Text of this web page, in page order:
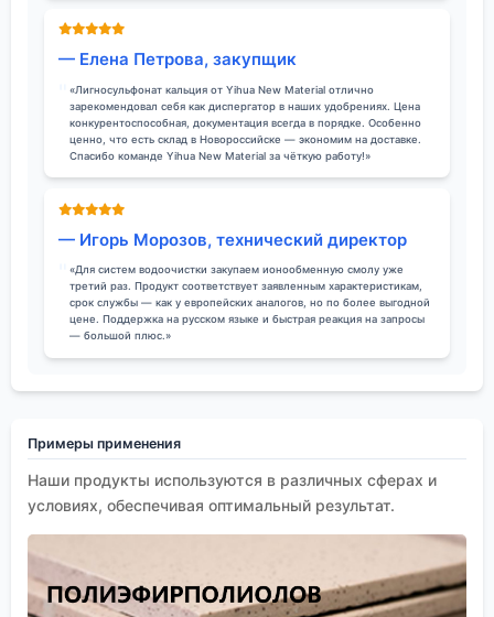
— Елена Петрова, закупщик
«Лигносульфонат кальция от Yihua New Material отлично
зарекомендовал себя как диспергатор в наших удобрениях. Цена
конкурентоспособная, документация всегда в порядке. Особенно
ценно, что есть склад в Новороссийске — экономим на доставке.
Спасибо команде Yihua New Material за чёткую работу!»
— Игорь Морозов, технический директор
«Для систем водоочистки закупаем ионообменную смолу уже
третий раз. Продукт соответствует заявленным характеристикам,
срок службы — как у европейских аналогов, но по более выгодной
цене. Поддержка на русском языке и быстрая реакция на запросы
— большой плюс.»
Примеры применения
Наши продукты используются в различных сферах и
условиях, обеспечивая оптимальный результат.